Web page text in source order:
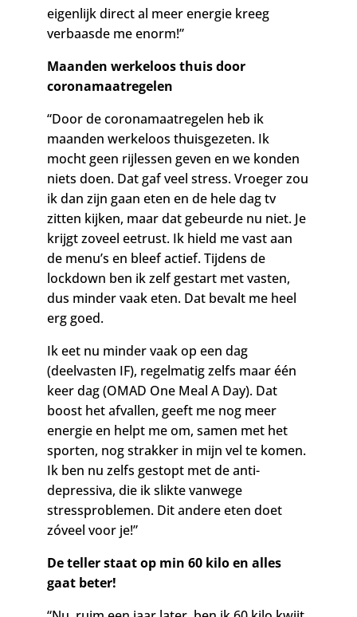
eigenlijk direct al meer energie kreeg
verbaasde me enorm!”
Maanden werkeloos thuis door
coronamaatregelen
“Door de coronamaatregelen heb ik
maanden werkeloos thuisgezeten. Ik
mocht geen rijlessen geven en we konden
niets doen. Dat gaf veel stress. Vroeger zou
ik dan zijn gaan eten en de hele dag tv
zitten kijken, maar dat gebeurde nu niet. Je
krijgt zoveel eetrust. Ik hield me vast aan
de menu’s en bleef actief. Tijdens de
lockdown ben ik zelf gestart met vasten,
dus minder vaak eten. Dat bevalt me heel
erg goed.
Ik eet nu minder vaak op een dag
(deelvasten IF), regelmatig zelfs maar één
keer dag (OMAD One Meal A Day). Dat
boost het afvallen, geeft me nog meer
energie en helpt me om, samen met het
sporten, nog strakker in mijn vel te komen.
Ik ben nu zelfs gestopt met de anti-
depressiva, die ik slikte vanwege
stressproblemen. Dit andere eten doet
zóveel voor je!”
De teller staat op min 60 kilo en alles
gaat beter!